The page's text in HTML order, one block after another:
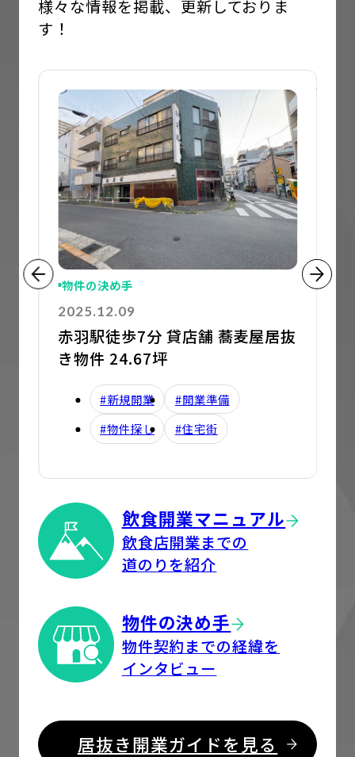
様々な情報を掲載、更新しておりま
す！
詳細を見る
物件の決め手
2025.12.09
赤羽駅徒歩7分 貸店舗 蕎麦屋居抜
き物件 24.67坪
#新規開業
#開業準備
#物件探し
#住宅街
詳細
飲食開業マニュアル
飲食店開業までの
道のりを紹介
物件の決め手
物件契約までの経緯を
インタビュー
居抜き開業ガイドを見る